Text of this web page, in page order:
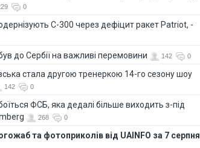
0
С-300 через дефіцит ракет Patriot, -
до Сербії на важливі перемовини 142 0
стала другою тренеркою 14-го сезону шоу
142 0
ФСБ, яка дедалі більше виходить з-під
268 0
та фотоприколів від UAINFO за 7 серпня